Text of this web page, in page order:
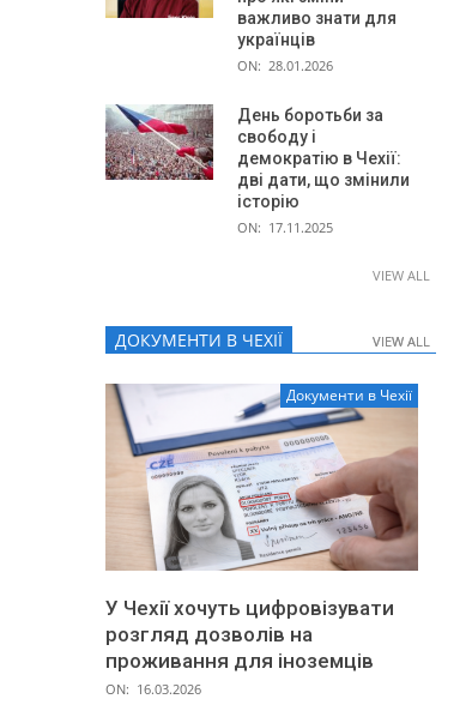
важливо знати для
українців
ON: 28.01.2026
День боротьби за
свободу і
демократію в Чехії:
дві дати, що змінили
історію
ON: 17.11.2025
VIEW ALL
ДОКУМЕНТИ В ЧЕХІЇ VIEW ALL
Документи в Чехії
У Чехії хочуть цифровізувати
розгляд дозволів на
проживання для іноземців
ON: 16.03.2026
VIEW ALL